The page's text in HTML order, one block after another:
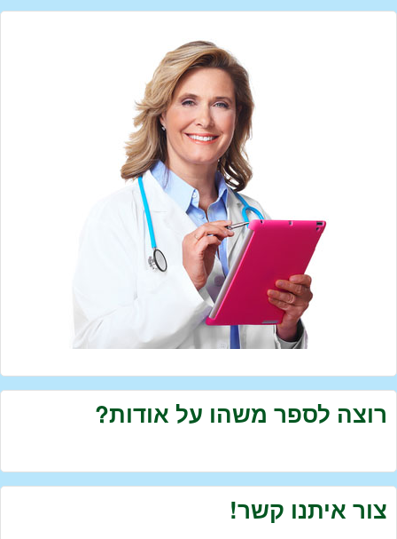
רוצה לספר משהו על אודות?
צור איתנו קשר!